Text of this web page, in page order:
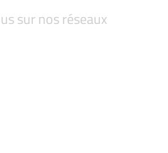
sur nos réseaux